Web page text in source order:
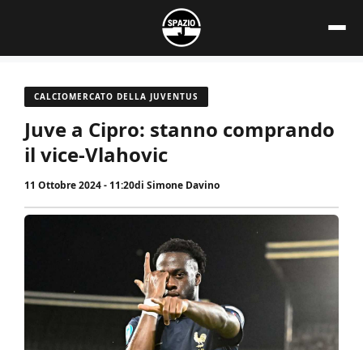
contenuto
CALCIOMERCATO DELLA JUVENTUS
Juve a Cipro: stanno comprando
il vice-Vlahovic
11 Ottobre 2024 - 11:20di Simone Davino